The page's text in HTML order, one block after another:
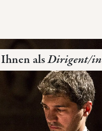
alsDirigent/in